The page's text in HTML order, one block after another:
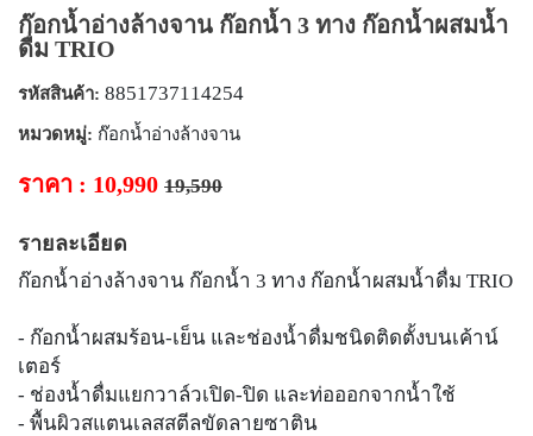
ก๊อกน้ำอ่างล้างจาน ก๊อกน้ำ 3 ทาง ก๊อกน้ำผสมน้ำ
ดื่ม TRIO
รหัสสินค้า: 8851737114254
หมวดหมู่: ก๊อกน้ำอ่างล้างจาน
ราคา : 10,990 19,590
รายละเอียด
ก๊อกน้ำอ่างล้างจาน ก๊อกน้ำ 3 ทาง ก๊อกน้ำผสมน้ำดื่ม TRIO
- ก๊อกน้ำผสมร้อน-เย็น และช่องน้ำดื่มชนิดติดตั้งบนเค้าน์
เตอร์
- ช่องน้ำดื่มแยกวาล์วเปิด-ปิด และท่อออกจากน้ำใช้
- พื้นผิวสแตนเลสสตีลขัดลายซาติน